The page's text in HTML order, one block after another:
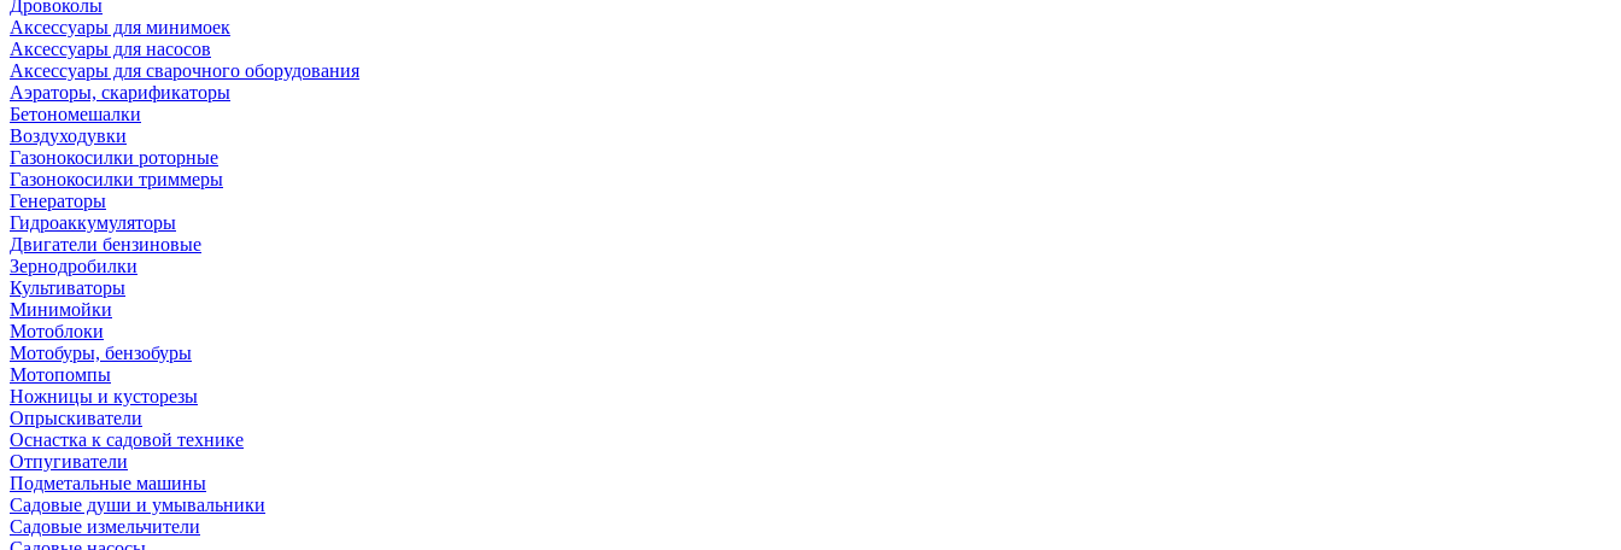
Дровоколы
Аксессуары для минимоек
Аксессуары для насосов
Аксессуары для сварочного оборудования
Аэраторы, скарификаторы
Бетономешалки
Воздуходувки
Газонокосилки роторные
Газонокосилки триммеры
Генераторы
Гидроаккумуляторы
Двигатели бензиновые
Зернодробилки
Культиваторы
Минимойки
Мотоблоки
Мотобуры, бензобуры
Мотопомпы
Ножницы и кусторезы
Опрыскиватели
Оснастка к садовой технике
Отпугиватели
Подметальные машины
Садовые души и умывальники
Садовые измельчители